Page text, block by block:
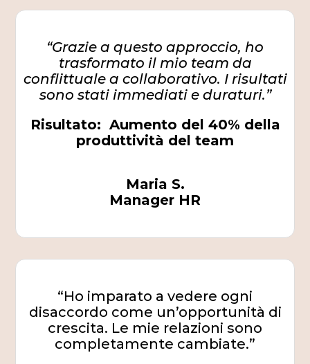
“Grazie a questo approccio, ho
trasformato il mio team da
conflittuale a collaborativo. I risultati
sono stati immediati e duraturi.”
Risultato: Aumento del 40% della
produttività del team
Maria S.
Manager HR
“Ho imparato a vedere ogni
disaccordo come un’opportunità di
crescita. Le mie relazioni sono
completamente cambiate.”